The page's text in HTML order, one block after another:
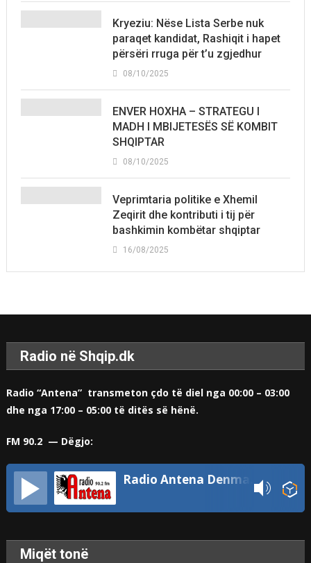
Kryeziu: Nëse Lista Serbe nuk
paraqet kandidat, Rashiqit i hapet
përsëri rruga për t’u zgjedhur
08/10/2025
ENVER HOXHA – STRATEGU I
MADH I MBIJETESËS SË KOMBIT
SHQIPTAR
08/10/2025
Veprimtaria politike e Xhemil
Zeqirit dhe kontributi i tij për
bashkimin kombëtar shqiptar
16/08/2025
Radio në Shqip.dk
Radio “Antena” transmeton çdo të diel nga 00:00 – 03:00
dhe nga 17:00 – 05:00 të ditës së hënë.
FM 90.2 — Dëgjo:
Radio Antena Denmark
Miqët tonë